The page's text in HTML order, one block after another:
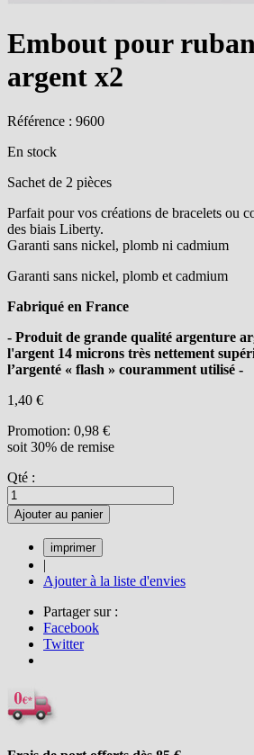
Embout pour
argent x2
Référence : 9600
En stock
Sachet de 2 pièces
Parfait pour vos créations de bracelets ou
des biais Liberty.
Garanti sans nickel, plomb ni cadmium
Garanti sans nickel, plomb et cadmium
Fabriqué en France
- Produit de grande qualité argenture
l'argent 14 microns très nettement
l’argenté « flash » couramment utilisé -
1,40 €
Promotion: 0,98 €
soit 30% de remise
Qté :
Ajouter au panier
|
Ajouter à la liste d'envies
Partager sur :
Facebook
Twitter